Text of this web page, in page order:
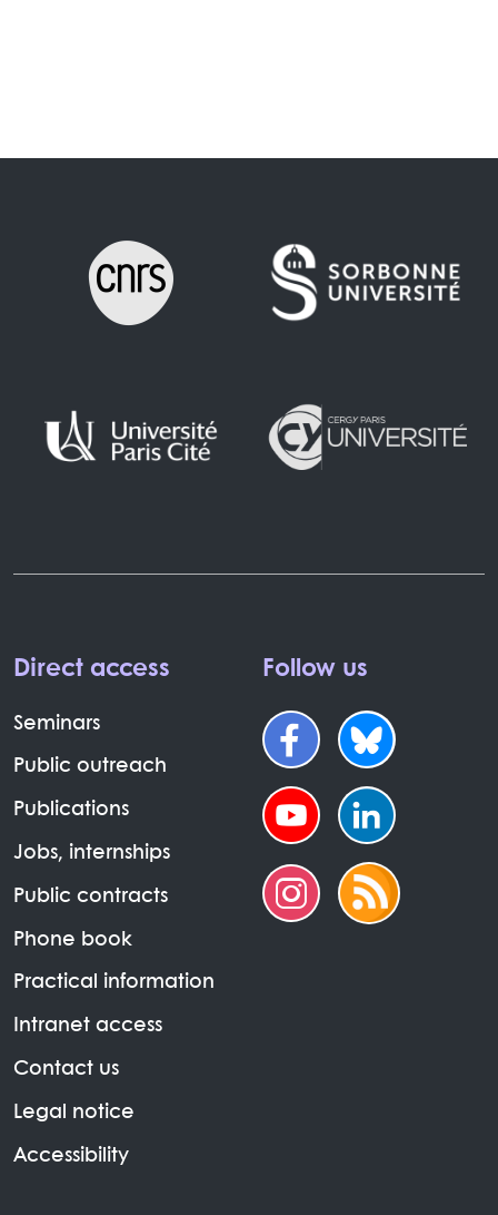
Direct access
Seminars
Public outreach
Publications
Jobs, internships
Public contracts
Phone book
Practical information
Intranet access
Contact us
Legal notice
Accessibility
Follow us